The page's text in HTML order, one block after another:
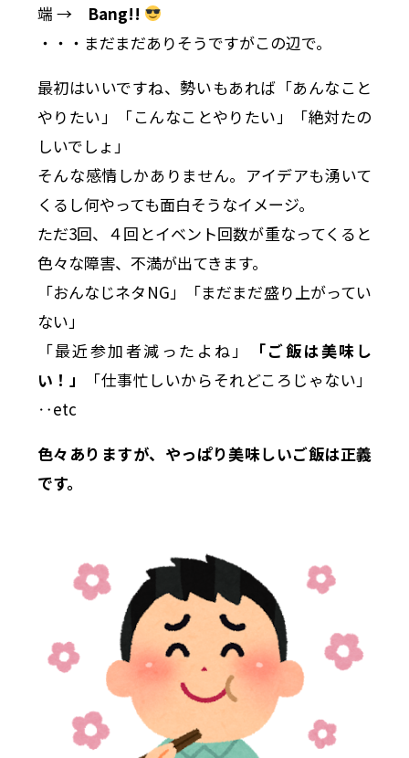
端 → Bang!!
・・・まだまだありそうですがこの辺で。
最初はいいですね、勢いもあれば「あんなこと
やりたい」「こんなことやりたい」「絶対たの
しいでしょ」
そんな感情しかありません。アイデアも湧いて
くるし何やっても面白そうなイメージ。
ただ3回、４回とイベント回数が重なってくると
色々な障害、不満が出てきます。
「おんなじネタNG」「まだまだ盛り上がってい
ない」
「最近参加者減ったよね」
「ご飯は美味し
い！」
「仕事忙しいからそれどころじゃない」
‥etc
色々ありますが、やっぱり美味しいご飯は正義
です。